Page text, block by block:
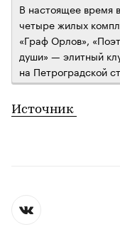
В настоящее время
четыре жилых
«Граф Орлов»,
души» — элитный
на Петроградской
Источник